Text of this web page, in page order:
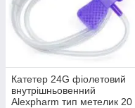
Катетер 24G фіолетовий
внутрішньовенний
Alexpharm тип метелик 20